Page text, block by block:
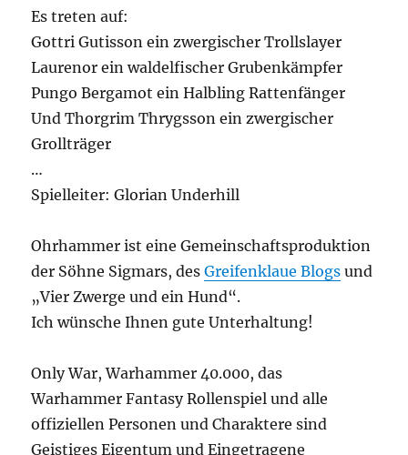
Es treten auf:
Gottri Gutisson ein zwergischer Trollslayer
Laurenor ein waldelfischer Grubenkämpfer
Pungo Bergamot ein Halbling Rattenfänger
Und Thorgrim Thrygsson ein zwergischer
Grollträger
…
Spielleiter: Glorian Underhill
Ohrhammer ist eine Gemeinschaftsproduktion
der Söhne Sigmars, desGreifenklaue Blogs und
„Vier Zwerge und ein Hund“.
Ich wünsche Ihnen gute Unterhaltung!
Only War, Warhammer 40.000, das
Warhammer Fantasy Rollenspiel und alle
offiziellen Personen und Charaktere sind
Geistiges Eigentum und Eingetragene